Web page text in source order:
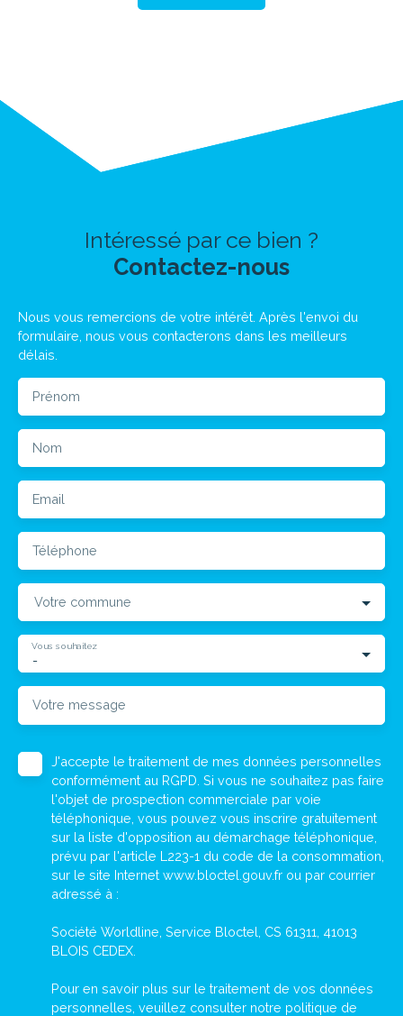
Intéressé par ce bien ?
Contactez-nous
Nous vous remercions de votre intérêt. Après l'envoi du
formulaire, nous vous contacterons dans les meilleurs
délais.
Prénom
Nom
Email
Téléphone
Votre commune
-
Vous souhaitez
Votre message
J'accepte le traitement de mes données personnelles
conformément au RGPD. Si vous ne souhaitez pas faire
l'objet de prospection commerciale par voie
téléphonique, vous pouvez vous inscrire gratuitement
sur la liste d'opposition au démarchage téléphonique,
prévu par l'article L223-1 du code de la consommation,
sur le site Internet www.bloctel.gouv.fr ou par courrier
adressé à :
Société Worldline, Service Bloctel, CS 61311, 41013
BLOIS CEDEX.
Pour en savoir plus sur le traitement de vos données
personnelles, veuillez consulter notre politique de